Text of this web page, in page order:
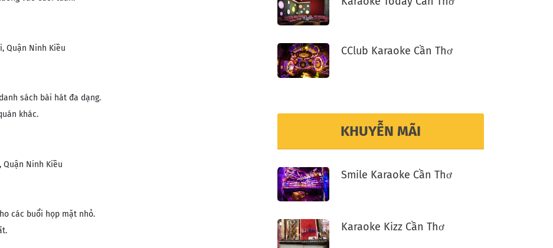
Quận Ninh Kiều
sách bài hát đa dạng.
khác.
Quận Ninh Kiều
các buổi họp mặt nhỏ.
CClub Karaoke Cần Thơ
KHUYỄN MÃI
Smile Karaoke Cần Thơ
Karaoke Kizz Cần Thơ